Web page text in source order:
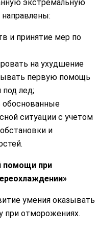
экстремальную
и принятие мер по
на ухудшение
первую помощь
лед;
обоснованные
ситуации с учетом
и
помощи при
умения оказывать
отморожениях.